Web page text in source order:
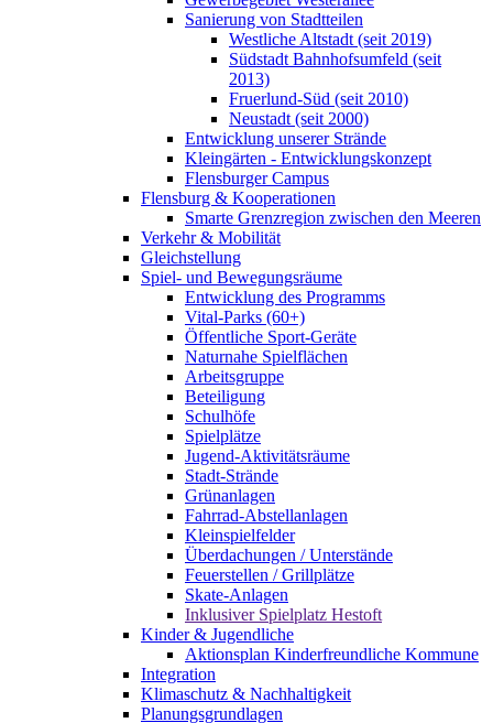
Sanierung von Stadtteilen
Westliche Altstadt (seit 2019)
Südstadt Bahnhofsumfeld (seit
2013)
Fruerlund-Süd (seit 2010)
Neustadt (seit 2000)
Entwicklung unserer Strände
Kleingärten - Entwicklungskonzept
Flensburger Campus
Flensburg & Kooperationen
Smarte Grenzregion zwischen den Meeren
Verkehr & Mobilität
Gleichstellung
Spiel- und Bewegungsräume
Entwicklung des Programms
Vital-Parks (60+)
Öffentliche Sport-Geräte
Naturnahe Spielflächen
Arbeitsgruppe
Beteiligung
Schulhöfe
Spielplätze
Jugend-Aktivitätsräume
Stadt-Strände
Grünanlagen
Fahrrad-Abstellanlagen
Kleinspielfelder
Überdachungen / Unterstände
Feuerstellen / Grillplätze
Skate-Anlagen
Inklusiver Spielplatz Hestoft
Kinder & Jugendliche
Aktionsplan Kinderfreundliche Kommune
Integration
Klimaschutz & Nachhaltigkeit
Planungsgrundlagen